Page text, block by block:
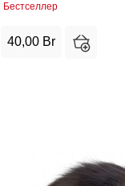
Бестселлер
40,00 Br